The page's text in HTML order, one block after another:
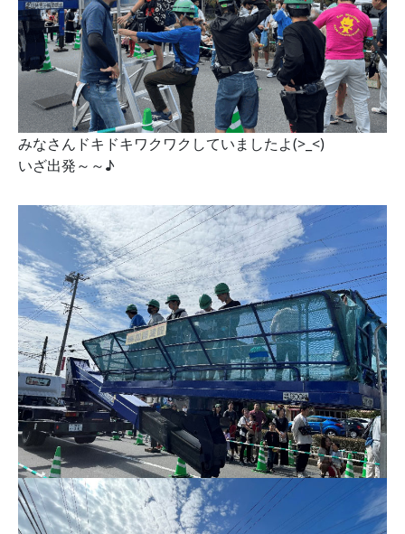
みなさんドキドキワクワクしていましたよ(>_<)
いざ出発～～♪